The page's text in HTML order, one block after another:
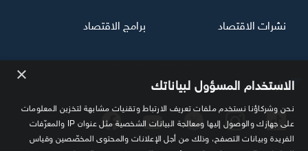
تابعنا
نشرات الاقتصاد برامج الاقتصاد
× الاستخدام المسؤول لبياناتك
نحن وشركاؤنا نستخدم ملفات تعريف الارتباط وتقنيات مشابهة لتخزين المعلومات
على جهازك والوصول إليها ومعالجة البيانات الشخصية مثل عنوان IP والمعرّفات
الفريدة وبيانات التصفح، وذلك من أجل الإعلانات والمحتوى المخصّصين وقياس